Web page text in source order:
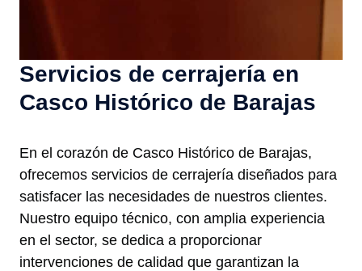
Servicios de cerrajería en
Casco Histórico de Barajas
En el corazón de Casco Histórico de Barajas,
ofrecemos servicios de cerrajería diseñados para
satisfacer las necesidades de nuestros clientes.
Nuestro equipo técnico, con amplia experiencia
en el sector, se dedica a proporcionar
intervenciones de calidad que garantizan la